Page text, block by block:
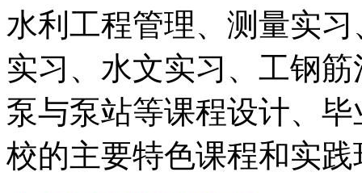
水利工程管理、测量实
实习、水文实习、工钢
泵与泵站等课程设计、
校的主要特色课程和实践